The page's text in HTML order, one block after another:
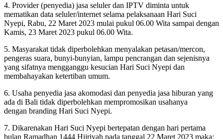
4. Provider (penyedia) jasa seluler dan IPTV diminta untuk
mematikan data seluler/internet selama pelaksanaan Hari Suci
Nyepi, Rabu, 22 Maret 2023 mulai pukul 06.00 Wita sampai dengan
Kamis, 23 Maret 2023 pukul 06.00 Wita.
5. Masyarakat tidak diperbolehkan menyalakan petasan/mercon,
pengeras suara, bunyi-bunyian, lampu pencrangan dan sejenisnya
yang sifatnya mengganggu kesucian Hari Suci Nyepi dan
membahayakan ketertiban umum.
6. Usaha penyedia jasa akomodasi dan penyedia jasa hiburan yang
ada di Bali tidak diperbolehkan mempromosikan usahanya
dengan branding Hari Suci Nyepi.
7. Dikarenakan Hari Suci Nyepi bertepatan dengan hari pertama
bulan Ramadhan 1444 Hijriyah pada tanggal 22 Maret 2023 maka: